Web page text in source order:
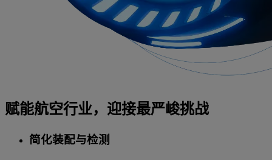
赋能航空行业，迎接最严峻挑战
简化装配与检测